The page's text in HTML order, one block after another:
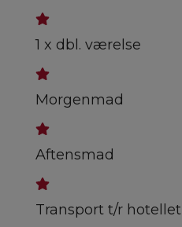
1 x dbl. værelse
Morgenmad
Aftensmad
Transport t/r hotellet